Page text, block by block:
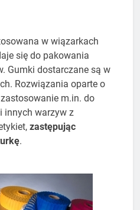
w wiązarkach
się do pakowania
Gumki dostarczane są w
Rozwiązania oparte o
m.in. do
innych warzyw z
zastępując
.